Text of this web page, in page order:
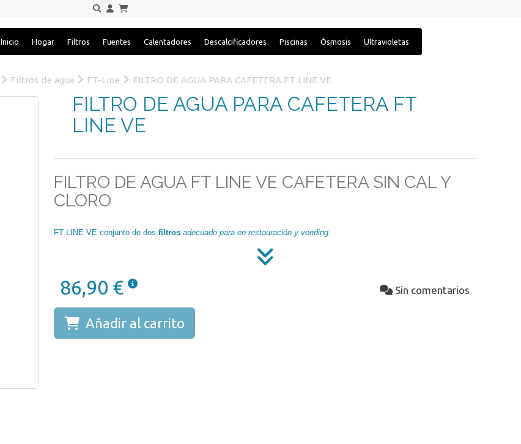
Inicio Hogar Filtros Fuentes Calentadores Descalcificadores Piscinas Ósmosis Ultravioletas
Filtros de agua FT-Line FILTRO DE AGUA PARA CAFETERA FT LINE VE
FILTRO DE AGUA PARA CAFETERA FT
LINE VE
FILTRO DE AGUA FT LINE VE CAFETERA SIN CAL Y
CLORO
FT LINE VE conjunto de dosfiltros adecuado para en restauración y vending.
86,90 € Sin comentarios
Añadir al carrito